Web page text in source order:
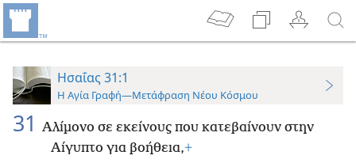
Ησαΐας 31:1
Η Αγία Γραφή—Μετάφραση Νέου Κόσμου
31
Αλίμονο σε εκείνους που κατεβαίνουν στην
Αίγυπτο για βοήθεια,+